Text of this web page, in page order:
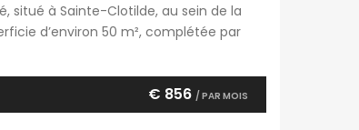
situé à Sainte-Clotilde, au sein de la
d’environ 50 m², complétée par
€ 856 / PAR MOIS